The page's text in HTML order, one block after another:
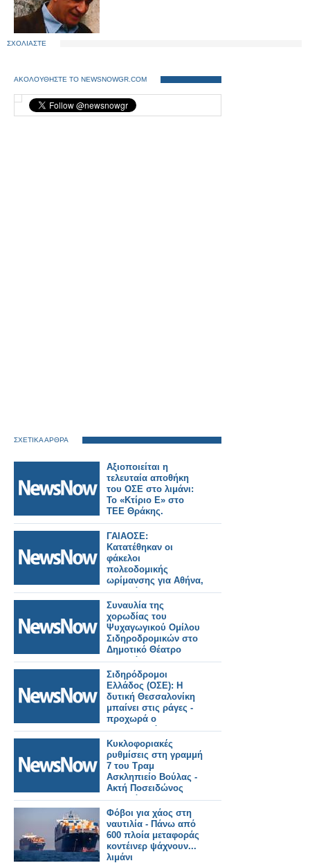
ΣΧΟΛΙΑΣΤΕ
ΑΚΟΛΟΥΘΗΣΤΕ ΤΟ NEWSNOWGR.COM
ΣΧΕΤΙΚΑ ΑΡΘΡΑ
Αξιοποιείται η
τελευταία αποθήκη
του ΟΣΕ στο λιμάνι:
Το «Κτίριο Ε» στο
ΤΕΕ Θράκης.
ΓΑΙΑΟΣΕ:
Κατατέθηκαν οι
φάκελοι
πολεοδομικής
ωρίμανσης για Αθήνα,
Πειραιά και
Θεσσαλονίκη – Νέα
εποχή για τους
σιδηροδρομικούς
σταθμούς.
Συναυλία της
χορωδίας του
Ψυχαγωγικού Ομίλου
Σιδηροδρομικών στο
Δημοτικό Θέατρο
Πειραιά.
Σιδηρόδρομοι
Ελλάδος (ΟΣΕ): Η
δυτική Θεσσαλονίκη
μπαίνει στις ράγες -
προχωρά ο
Προαστιακός και η
σύνδεση με το λιμάνι.
Κυκλοφοριακές
ρυθμίσεις στη γραμμή
7 του Τραμ
Ασκληπιείο Βούλας -
Ακτή Ποσειδώνος
Πειραιά
Φόβοι για χάος στη
ναυτιλία - Πάνω από
600 πλοία μεταφοράς
κοντέινερ ψάχνουν...
λιμάνι